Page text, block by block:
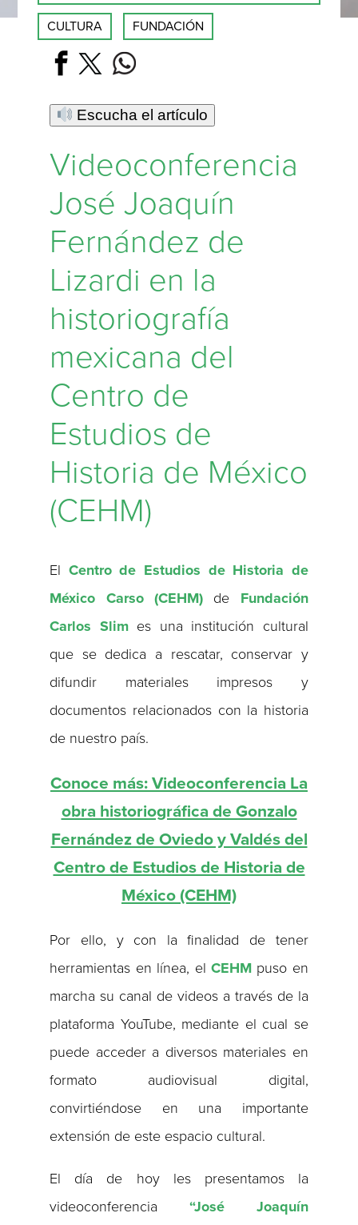
CULTURA FUNDACIÓN
Escucha el artículo
Videoconferencia
José Joaquín
Fernández de
Lizardi en la
historiografía
mexicana del
Centro de
Estudios de
Historia de México
(CEHM)
El Centro de Estudios de Historia de
México Carso (CEHM) de Fundación
Carlos Slimes una institución cultural
que se dedica a rescatar, conservar y
difundir materiales impresos y
documentos relacionados con la historia
de nuestro país.
Conoce más: Videoconferencia La
obra historiográfica de Gonzalo
Fernández de Oviedo y Valdés del
Centro de Estudios de Historia de
México (CEHM)
Por ello, y con la finalidad de tener
herramientas en línea, el CEHMpuso en
marcha su canal de videos a través de la
plataforma YouTube, mediante el cual se
puede acceder a diversos materiales en
formato audiovisual digital,
convirtiéndose en una importante
extensión de este espacio cultural.
El día de hoy les presentamos la
videoconferencia “José Joaquín